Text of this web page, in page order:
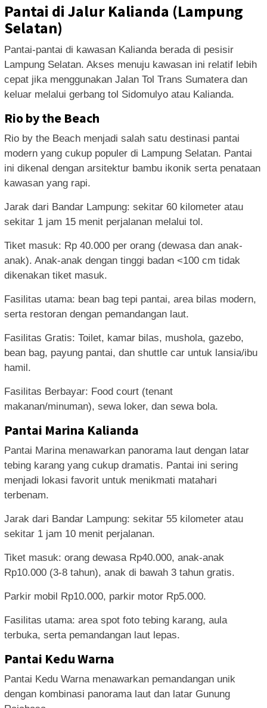
Pantai di Jalur Kalianda (Lampung
Selatan)
Pantai-pantai di kawasan Kalianda berada di pesisir
Lampung Selatan. Akses menuju kawasan ini relatif lebih
cepat jika menggunakan Jalan Tol Trans Sumatera dan
keluar melalui gerbang tol Sidomulyo atau Kalianda.
Rio by the Beach
Rio by the Beach menjadi salah satu destinasi pantai
modern yang cukup populer di Lampung Selatan. Pantai
ini dikenal dengan arsitektur bambu ikonik serta penataan
kawasan yang rapi.
Jarak dari Bandar Lampung: sekitar 60 kilometer atau
sekitar 1 jam 15 menit perjalanan melalui tol.
Tiket masuk: Rp 40.000 per orang (dewasa dan anak-
anak). Anak-anak dengan tinggi badan <100 cm tidak
dikenakan tiket masuk.
Fasilitas utama: bean bag tepi pantai, area bilas modern,
serta restoran dengan pemandangan laut.
Fasilitas Gratis: Toilet, kamar bilas, mushola, gazebo,
bean bag, payung pantai, dan shuttle car untuk lansia/ibu
hamil.
Fasilitas Berbayar: Food court (tenant
makanan/minuman), sewa loker, dan sewa bola.
Pantai Marina Kalianda
Pantai Marina menawarkan panorama laut dengan latar
tebing karang yang cukup dramatis. Pantai ini sering
menjadi lokasi favorit untuk menikmati matahari
terbenam.
Jarak dari Bandar Lampung: sekitar 55 kilometer atau
sekitar 1 jam 10 menit perjalanan.
Tiket masuk: orang dewasa Rp40.000, anak-anak
Rp10.000 (3-8 tahun), anak di bawah 3 tahun gratis.
Parkir mobil Rp10.000, parkir motor Rp5.000.
Fasilitas utama: area spot foto tebing karang, aula
terbuka, serta pemandangan laut lepas.
Pantai Kedu Warna
Pantai Kedu Warna menawarkan pemandangan unik
dengan kombinasi panorama laut dan latar Gunung